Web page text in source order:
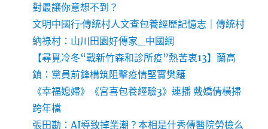
對最讓你意想不到？
文明中國行·傳統村人文查包養經歷記憶志｜傳統村
納祿村：山川田園好傳家_中國網
【尋覓冷冬“戰新竹森和診所疫”熱苦衷13】蘭高
鎮：黨員前鋒構筑阻擊疫情堅實樊籬
《幸福媳婦》《宮喜包養經驗3》連播 戴嬌倩橫掃
跨年檔
張田勘：AI導致掉業潮？本相是什秀傳醫院勞檢么